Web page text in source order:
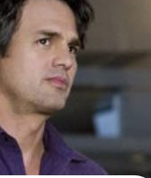
Robert Downey Jr.
ำไรสูงสุดของปีที่
ประมาณ 29,196 ล้าน
นรายงานยังบอกด้วย
นังคืนทุน 511 ล้านเห
ดทันที เพราะหนัง
สิ่งที่ "เกินคาด" ก็
ำเงินได้ประเมินไว้ว่า
War ที่ทำกำไร
บาท "บรู๊ซ แบนเนอร์
าจะกลายเป็นบทบาท
สุดบทบาทหนึ่ง ล่าสุด
ตี้ว่า ในตอนแรกที่ได้
าวใจ Kevin Feige
อยากให้ทีมงานเลือก
ไม่มั่นใจว่าจะแสดง
ผู้กำกับ Avengers